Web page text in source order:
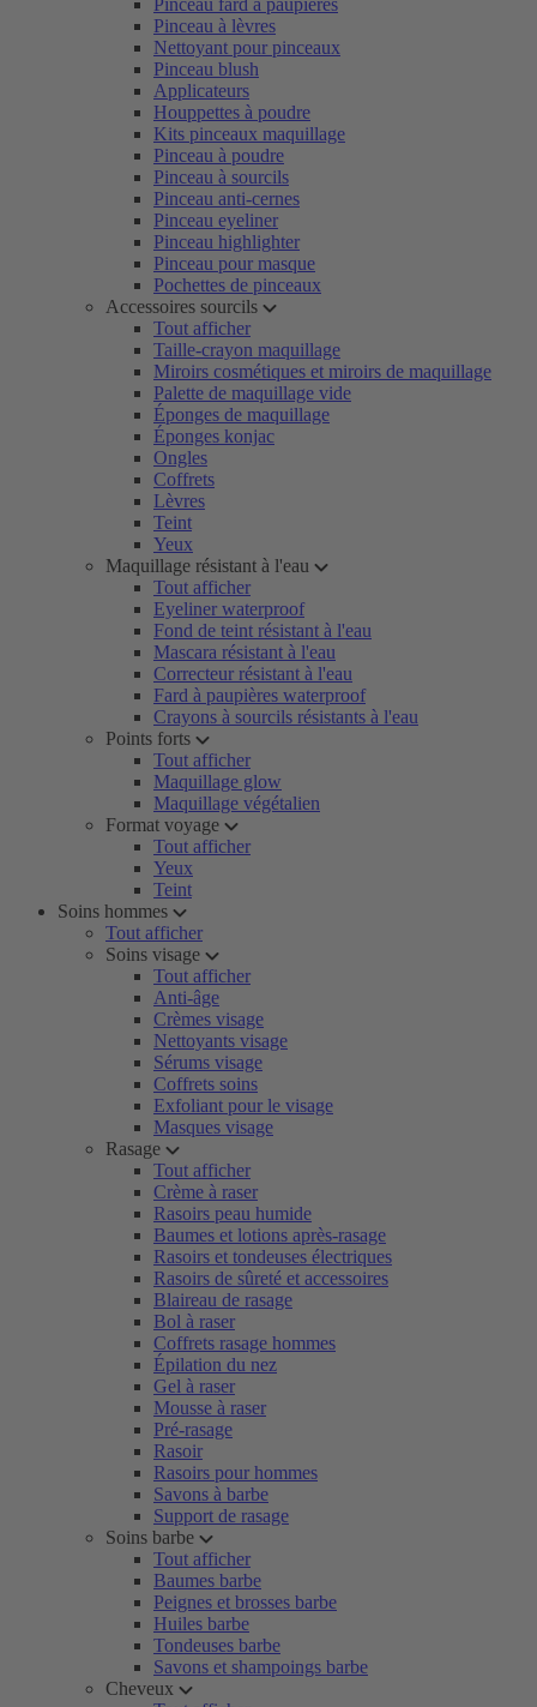
Pinceau fard à paupières
Pinceau à lèvres
Nettoyant pour pinceaux
Pinceau blush
Applicateurs
Houppettes à poudre
Kits pinceaux maquillage
Pinceau à poudre
Pinceau à sourcils
Pinceau anti-cernes
Pinceau eyeliner
Pinceau highlighter
Pinceau pour masque
Pochettes de pinceaux
Accessoires sourcils
Tout afficher
Taille-crayon maquillage
Miroirs cosmétiques et miroirs de maquillage
Palette de maquillage vide
Éponges de maquillage
Éponges konjac
Ongles
Coffrets
Lèvres
Teint
Yeux
Maquillage résistant à l'eau
Tout afficher
Eyeliner waterproof
Fond de teint résistant à l'eau
Mascara résistant à l'eau
Correcteur résistant à l'eau
Fard à paupières waterproof
Crayons à sourcils résistants à l'eau
Points forts
Tout afficher
Maquillage glow
Maquillage végétalien
Format voyage
Tout afficher
Yeux
Teint
Soins hommes
Tout afficher
Soins visage
Tout afficher
Anti-âge
Crèmes visage
Nettoyants visage
Sérums visage
Coffrets soins
Exfoliant pour le visage
Masques visage
Rasage
Tout afficher
Crème à raser
Rasoirs peau humide
Baumes et lotions après-rasage
Rasoirs et tondeuses électriques
Rasoirs de sûreté et accessoires
Blaireau de rasage
Bol à raser
Coffrets rasage hommes
Épilation du nez
Gel à raser
Mousse à raser
Pré-rasage
Rasoir
Rasoirs pour hommes
Savons à barbe
Support de rasage
Soins barbe
Tout afficher
Baumes barbe
Peignes et brosses barbe
Huiles barbe
Tondeuses barbe
Savons et shampoings barbe
Cheveux